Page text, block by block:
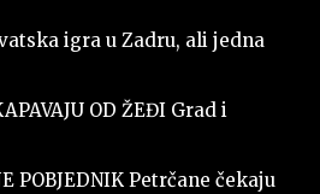
igra u Zadru, ali jedna
OD ŽEĐI Grad i
POBJEDNIK Petrčane čekaju